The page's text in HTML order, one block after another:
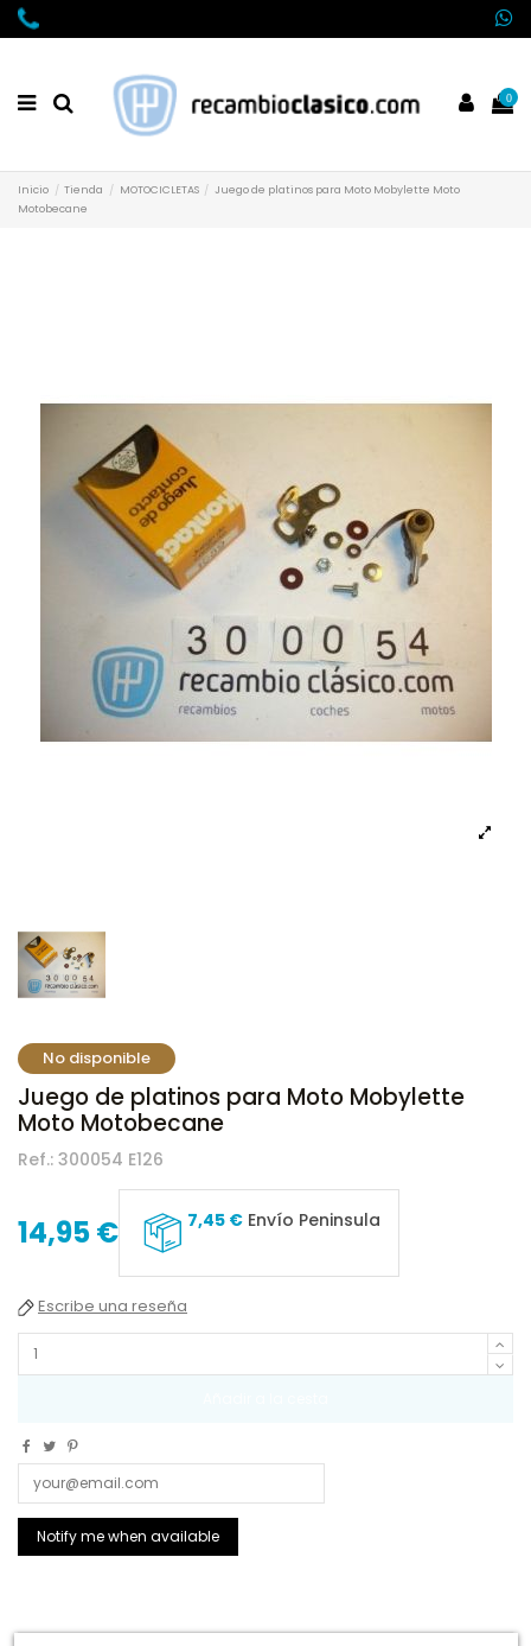
0
Inicio Tienda MOTOCICLETAS
Juego de platinos para Moto Mobylette Moto
Motobecane
No disponible
Juego de platinos para Moto Mobylette
Moto Motobecane
Ref.: 300054 E126
14,95 € 7,45 € Envío Peninsula
Escribe una reseña